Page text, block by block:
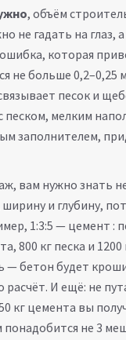
, объём
не гадать на
которая
не больше
песок и
песком, мелким
заполнителем,
вам нужно знать
ширину и глубину,
1:3:5 — цемент :
800 кг песка и
— бетон будет
расчёт. И ещё: не
кг цемента вы
не 3